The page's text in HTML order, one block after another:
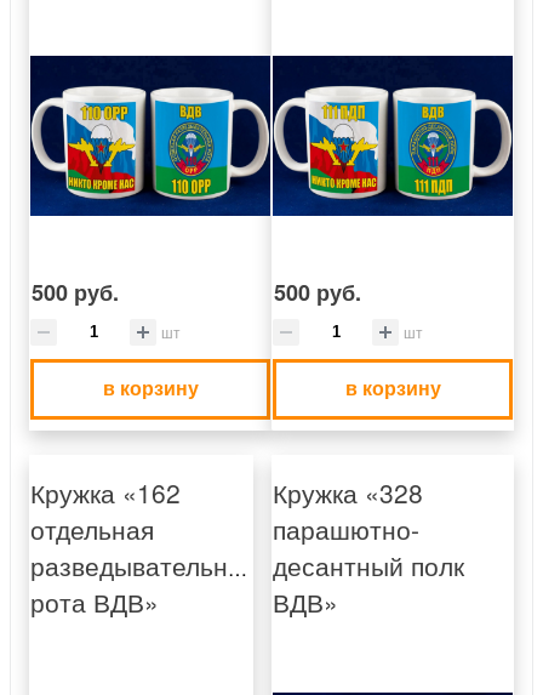
500 руб.
шт
в корзину
500 руб.
шт
в корзину
Кружка «162
отдельная
разведывательная
рота ВДВ»
Кружка «328
парашютно-
десантный полк
ВДВ»